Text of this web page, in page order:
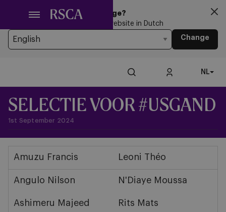
hoofdinhoud
Looking for another Language?
You’re currently browsing the website in Dutch
Change
NL
SELECTIE VOOR #USGAND
1st September 2024
Amuzu Francis Leoni Théo
Angulo Nilson N'Diaye Moussa
Ashimeru Majeed Rits Mats